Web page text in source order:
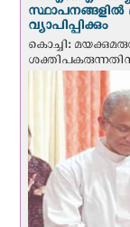
സ്ഥാപനങ്ങളില്‍
വ്യാപിപ്പിക്കും
കൊച്ചി: